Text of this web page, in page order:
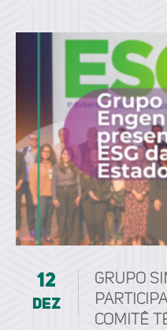
12
dez
Grupo
participa
Comitê